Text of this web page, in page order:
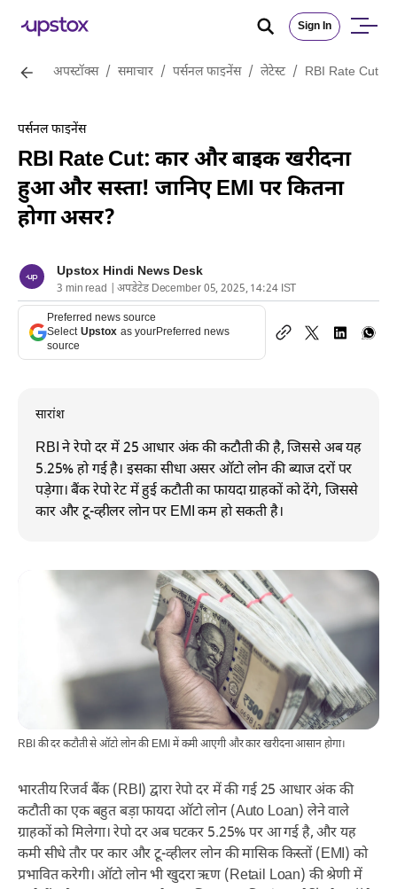
Sign In
अपस्टॉक्स / समाचार / पर्सनल फाइनेंस / लेटेस्ट / RBI Rate Cut:
पर्सनल फाइनेंस
RBI Rate Cut: कार और बाइक खरीदना
हुआ और सस्ता! जानिए EMI पर कितना
होगा असर?
Upstox Hindi News Desk
3 min read | अपडेटेड December 05, 2025, 14:24 IST
Preferred news source
Select Upstox as yourPreferred news
source
सारांश
RBI ने रेपो दर में 25 आधार अंक की कटौती की है, जिससे अब यह
5.25% हो गई है। इसका सीधा असर ऑटो लोन की ब्याज दरों पर
पड़ेगा। बैंक रेपो रेट में हुई कटौती का फायदा ग्राहकों को देंगे, जिससे
कार और टू-व्हीलर लोन पर EMI कम हो सकती है।
RBI की दर कटौती से ऑटो लोन की EMI में कमी आएगी और कार खरीदना आसान होगा।
भारतीय रिजर्व बैंक (RBI) द्वारा रेपो दर में की गई 25 आधार अंक की
कटौती का एक बहुत बड़ा फायदा ऑटो लोन (Auto Loan) लेने वाले
ग्राहकों को मिलेगा। रेपो दर अब घटकर 5.25% पर आ गई है, और यह
कमी सीधे तौर पर कार और टू-व्हीलर लोन की मासिक किस्तों (EMI) को
प्रभावित करेगी। ऑटो लोन भी खुदरा ऋण (Retail Loan) की श्रेणी में